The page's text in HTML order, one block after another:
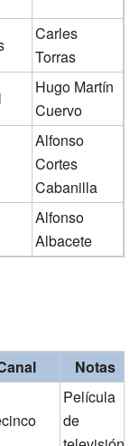
Carles
Torras
Hugo Martín
Cuervo
Alfonso
Cortes
Cabanilla
Alfonso
Albacete
Notas
Película
de